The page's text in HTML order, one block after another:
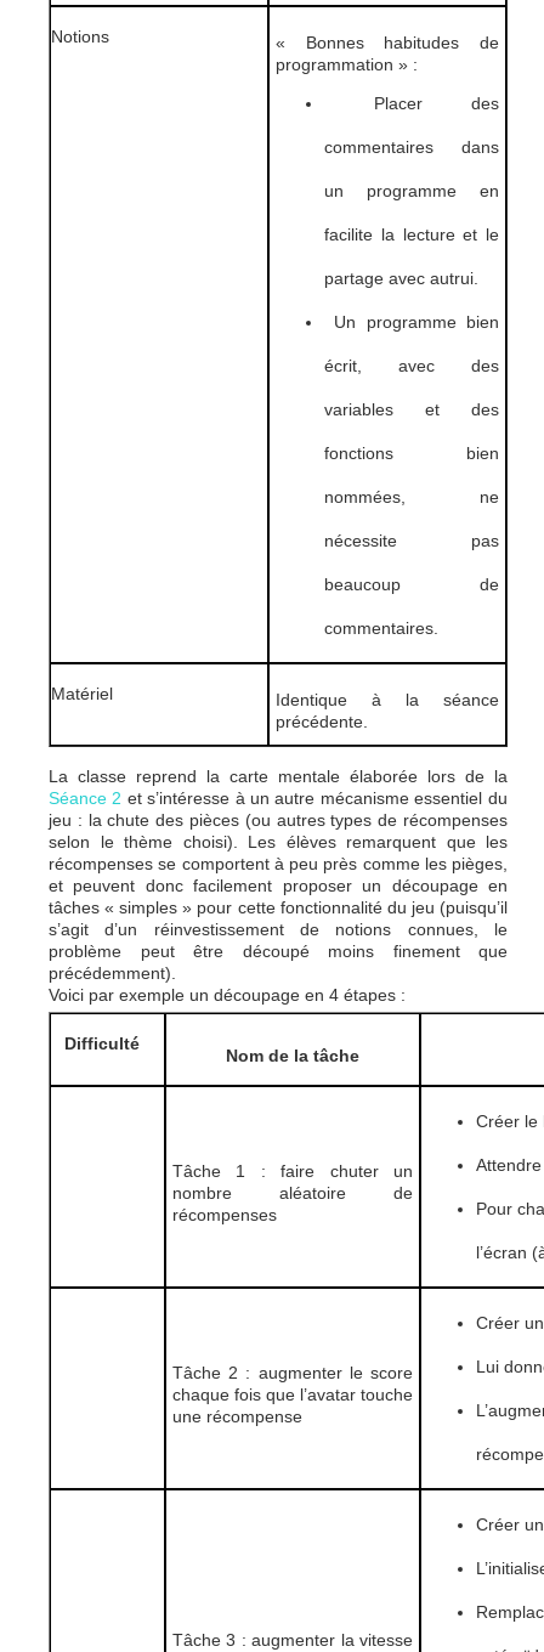
Notions
« Bonnes habitudes de
programmation » :
Placer des
commentaires dans
un programme en
facilite la lecture et le
partage avec autrui.
Un programme bien
écrit, avec des
variables et des
fonctions bien
nommées, ne
nécessite pas
beaucoup de
commentaires.
Matériel
Identique à la séance
précédente.
La classe reprend la carte mentale élaborée lors de la
Séance 2 et s’intéresse à un autre mécanisme essentiel du
jeu : la chute des pièces (ou autres types de récompenses
selon le thème choisi). Les élèves remarquent que les
récompenses se comportent à peu près comme les pièges,
et peuvent donc facilement proposer un découpage en
tâches « simples » pour cette fonctionnalité du jeu (puisqu’il
s’agit d’un réinvestissement de notions connues, le
problème peut être découpé moins finement que
précédemment).
Voici par exemple un découpage en 4 étapes :
Difficulté
Nom de la tâche
Tâche 1 : faire chuter un
nombre aléatoire de
récompenses
Créer le
Pour
l’écran
Tâche 2 : augmenter le score
chaque fois que l’avatar touche
une récompense
Créer
Lui
Tâche 3 : augmenter la vitesse
Créer